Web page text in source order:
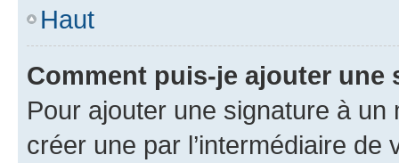
Haut
Comment puis-je ajouter une
Pour ajouter une signature à un
créer une par l’intermédiaire